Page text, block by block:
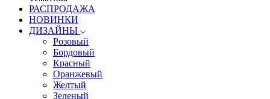
РАСПРОДАЖА
НОВИНКИ
ДИЗАЙНЫ
Розовый
Бордовый
Красный
Оранжевый
Желтый
Зеленый